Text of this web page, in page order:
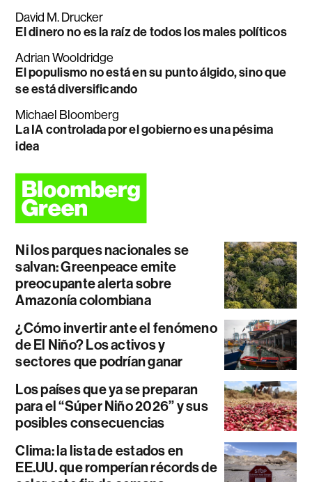
David M. Drucker
El dinero no es la raíz de todos los males políticos
Adrian Wooldridge
El populismo no está en su punto álgido, sino que
se está diversificando
Michael Bloomberg
La IA controlada por el gobierno es una pésima
idea
Ni los parques nacionales se
salvan: Greenpeace emite
preocupante alerta sobre
Amazonía colombiana
¿Cómo invertir ante el fenómeno
de El Niño? Los activos y
sectores que podrían ganar
Los países que ya se preparan
para el “Súper Niño 2026” y sus
posibles consecuencias
Clima: la lista de estados en
EE.UU. que romperían récords de